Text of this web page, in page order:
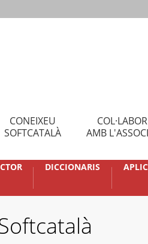
CONEIXEU
SOFTCATALÀ
AMB
DICCIONARIS